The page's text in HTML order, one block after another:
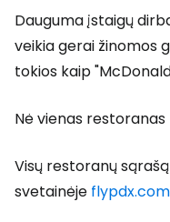
Dauguma įstaigų
veikia gerai žinomos
tokios kaip
Nė vienas
Visų restoranų
svetainėje